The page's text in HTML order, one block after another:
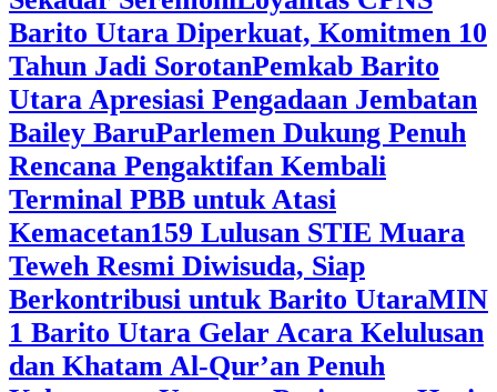
Barito Utara Diperkuat, Komitmen 10
Tahun Jadi SorotanPemkab Barito
Utara Apresiasi Pengadaan Jembatan
Bailey BaruParlemen Dukung Penuh
Rencana Pengaktifan Kembali
Terminal PBB untuk Atasi
Kemacetan159 Lulusan STIE Muara
Teweh Resmi Diwisuda, Siap
Berkontribusi untuk Barito UtaraMIN
1 Barito Utara Gelar Acara Kelulusan
dan Khatam Al-Qur’an Penuh